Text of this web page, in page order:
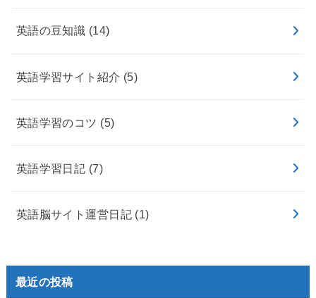
英語の豆知識 (14)
英語学習サイト紹介 (5)
英語学習のコツ (5)
英語学習日記 (7)
英語脳サイト運営日記 (1)
最近の投稿